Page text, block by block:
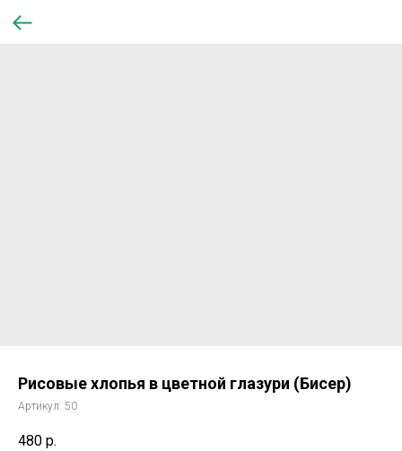
Рисовые хлопья в цветной глазури (Бисер)
Артикул: 50
480 р.